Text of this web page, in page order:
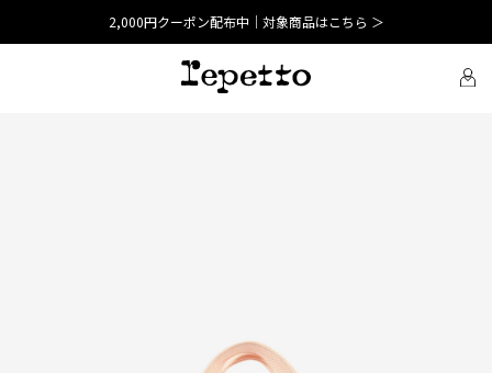
2,000円クーポン配布中｜対象商品はこちら ＞